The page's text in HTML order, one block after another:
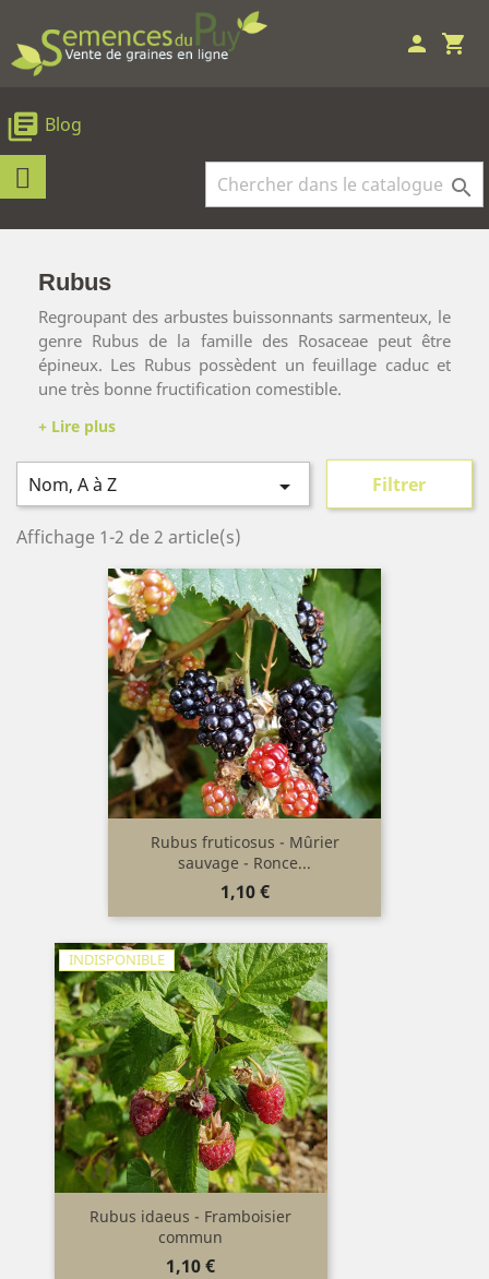
shopping_cart
person
library_books Blog

Rubus
Regroupant des arbustes buissonnants sarmenteux, le
genre Rubus de la famille des Rosaceae peut être
épineux. Les Rubus possèdent un feuillage caduc et
une très bonne fructification comestible.
Nom, A à Z  Filtrer
Affichage 1-2 de 2 article(s)
Rubus fruticosus - Mûrier
sauvage - Ronce...
Prix
1,10 €
INDISPONIBLE
Rubus idaeus - Framboisier
commun
Prix
1,10 €